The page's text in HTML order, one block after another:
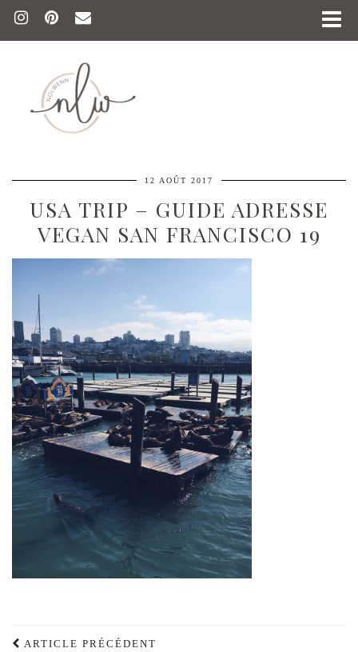
12 AOÛT 2017
USA TRIP – GUIDE ADRESSE
VEGAN SAN FRANCISCO 19
ARTICLE PRÉCÉDENT